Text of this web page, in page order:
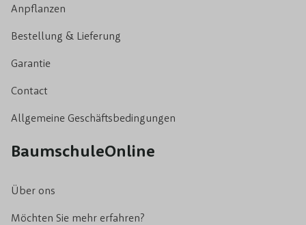
Anpflanzen
Bestellung & Lieferung
Garantie
Contact
Allgemeine Geschäftsbedingungen
BaumschuleOnline
Über ons
Möchten Sie mehr erfahren?